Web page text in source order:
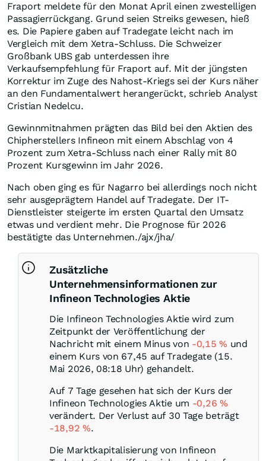
Fraport meldete für den Monat April einen zwestelligen
Passagierrückgang. Grund seien Streiks gewesen, hieß
es. Die Papiere gaben auf Tradegate leicht nach im
Vergleich mit dem Xetra-Schluss. Die Schweizer
Großbank UBS gab unterdessen ihre
Verkaufsempfehlung für Fraport auf. Mit der jüngsten
Korrektur im Zuge des Nahost-Kriegs sei der Kurs näher
an den Fundamentalwert herangerückt, schrieb Analyst
Cristian Nedelcu.
Gewinnmitnahmen prägten das Bild bei den Aktien des
Chipherstellers Infineon mit einem Abschlag von 4
Prozent zum Xetra-Schluss nach einer Rally mit 80
Prozent Kursgewinn im Jahr 2026.
Nach oben ging es für Nagarro bei allerdings noch nicht
sehr ausgeprägtem Handel auf Tradegate. Der IT-
Dienstleister steigerte im ersten Quartal den Umsatz
etwas und verdient mehr. Die Prognose für 2026
bestätigte das Unternehmen./ajx/jha/
Zusätzliche
Unternehmensinformationen zur
Infineon Technologies Aktie
Die Infineon Technologies Aktie wird zum
Zeitpunkt der Veröffentlichung der
Nachricht mit einem Minus von -0,15% und
einem Kurs von 67,45 auf Tradegate (15.
Mai 2026, 08:18 Uhr) gehandelt.
Auf 7 Tage gesehen hat sich der Kurs der
Infineon Technologies Aktie um -0,26 %
verändert. Der Verlust auf 30 Tage beträgt
-18,92 %.
Die Marktkapitalisierung von Infineon